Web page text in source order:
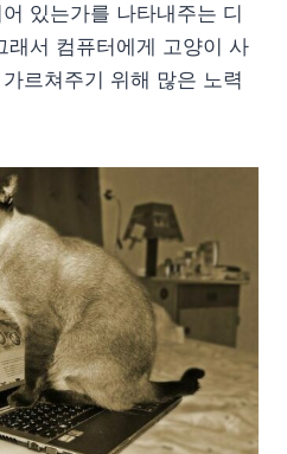
있는가를 나타내주는 디
래서 컴퓨터에게 고양이 사
르쳐주기 위해 많은 노력